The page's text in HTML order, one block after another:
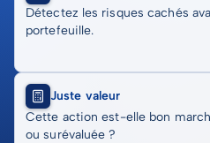
Détectez les risques cachés
portefeuille.
Juste valeur
Cette action est-elle bon
ou surévaluée ?